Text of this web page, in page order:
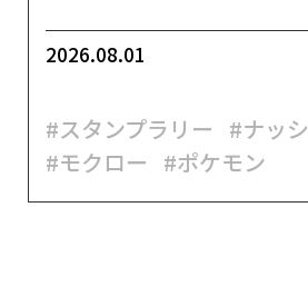
2026.08.01
#スタンプラリー #ナッ
#モクロー #ポケモン